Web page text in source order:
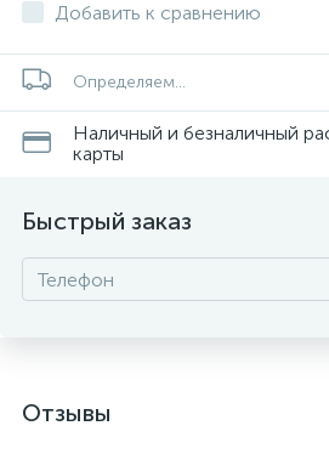
Добавить к сравнению
Определяем...
Наличный и безналичный
карты
Быстрый заказ
Отзывы